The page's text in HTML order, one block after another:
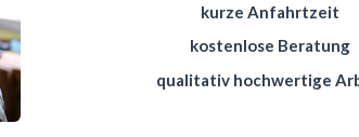
kurze Anfahrtzeit
kostenlose Beratung
qualitativ hochwertige